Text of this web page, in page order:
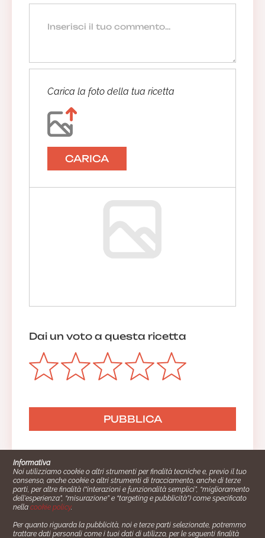
Carica la foto della tua ricetta
CARICA
Dai un voto a questa ricetta
Informativa
Noi utilizziamo cookie o altri strumenti per finalità tecniche e, previo il tuo
consenso, anche cookie o altri strumenti di tracciamento, anche di terze
parti, per altre finalità (“interazioni e funzionalità semplici”, “miglioramento
dell'esperienza”, “misurazione” e “targeting e pubblicità”) come specificato
nellacookie policy.
Per quanto riguarda la pubblicità, noi e terze parti selezionate, potremmo
trattare dati personali come i tuoi dati di utilizzo, per le seguenti finalità